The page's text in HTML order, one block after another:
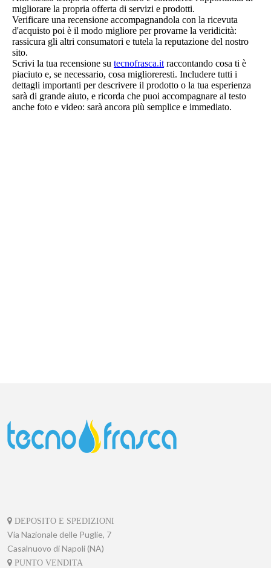
DEPOSITO E SPEDIZIONI
Via Nazionale delle Puglie, 7
Casalnuovo di Napoli (NA)
PUNTO VENDITA